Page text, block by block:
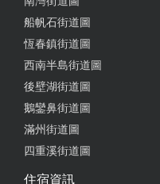
鵝肉正常無過多調
錯。筍湯鮮不太酸
血有個難以形容的
不加味素的食物就
船帆石街道圖
恆春鎮街道圖
西南半島街道圖
後壁湖街道圖
鵝鑾鼻街道圖
滿州街道圖
四重溪街道圖
住宿資訊